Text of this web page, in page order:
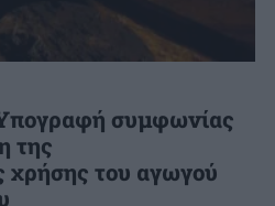
συμφωνίας
της
χρήσης του αγωγού